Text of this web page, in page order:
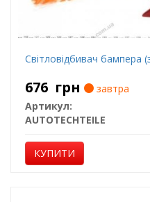
Світловідбивач бампера
676 грн
завтра
Артикул:
AUTOTECHTEILE
КУПИТИ